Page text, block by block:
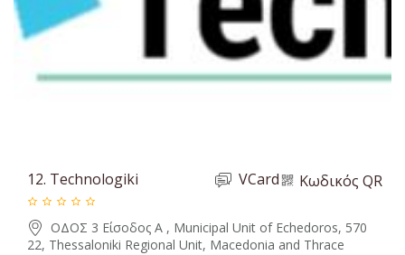
12. Technologiki Κωδικός QR
VCard
ΟΔΟΣ 3 Είσοδος Α , Municipal Unit of Echedoros, 570
22, Thessaloniki Regional Unit, Macedonia and Thrace